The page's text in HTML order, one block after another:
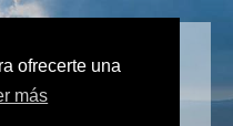
ofrecerte una
más